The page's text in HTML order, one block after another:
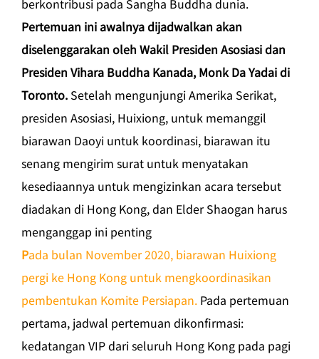
berkontribusi pada Sangha Buddha dunia.
Pertemuan ini awalnya dijadwalkan akan
diselenggarakan oleh Wakil Presiden Asosiasi dan
Presiden Vihara Buddha Kanada, Monk Da Yadai di
Toronto.Setelah mengunjungi Amerika Serikat,
presiden Asosiasi, Huixiong, untuk memanggil
biarawan Daoyi untuk koordinasi, biarawan itu
senang mengirim surat untuk menyatakan
kesediaannya untuk mengizinkan acara tersebut
diadakan di Hong Kong, dan Elder Shaogan harus
menganggap ini penting
Pada bulan November 2020, biarawan Huixiong
pergi ke Hong Kong untuk mengkoordinasikan
pembentukan Komite Persiapan.Pada pertemuan
pertama, jadwal pertemuan dikonfirmasi:
kedatangan VIP dari seluruh Hong Kong pada pagi